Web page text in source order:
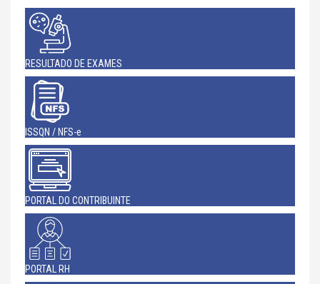
RESULTADO DE EXAMES
ISSQN / NFS-e
PORTAL DO CONTRIBUINTE
PORTAL RH